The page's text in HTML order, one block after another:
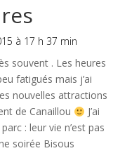
à 17 h 37 min
souvent . Les heures
fatigués mais j’ai
nouvelles attractions
de Canaillou
J’ai
: leur vie n’est pas
soirée Bisous